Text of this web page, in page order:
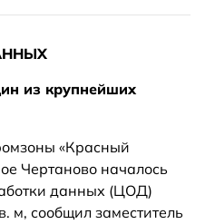
из крупнейших
«Красный
Чертаново началось
данных (ЦОД)
м, сообщил заместитель